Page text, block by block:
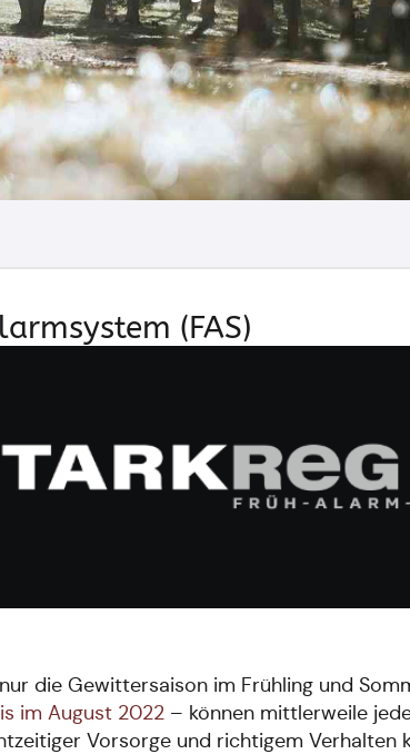
(FAS)
die Gewittersaison im Frühling und
im August 2022 – können mittlerweile
Vorsorge und richtigem Verhalten